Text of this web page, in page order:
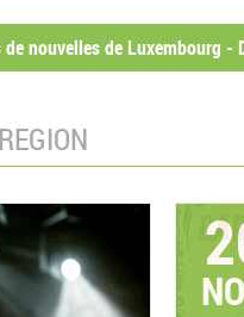
de nouvelles de Luxembourg -